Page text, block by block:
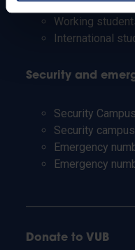
Teachers and
Working
International
Security and
Security
Security
Emergency
Emergency
Donate to VUB